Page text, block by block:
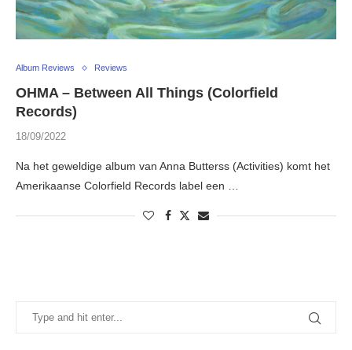
Album Reviews Reviews
OHMA – Between All Things (Colorfield
Records)
18/09/2022
Na het geweldige album van Anna Butterss (Activities) komt het
Amerikaanse Colorfield Records label een …